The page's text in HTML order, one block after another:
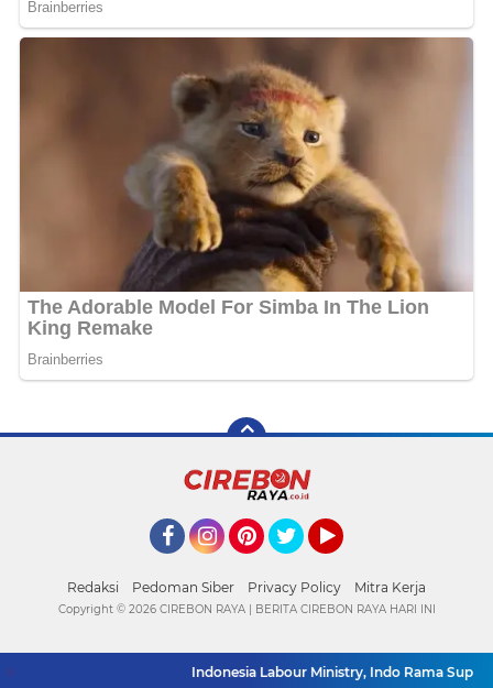
Redaksi Pedoman Siber Privacy Policy Mitra Kerja
Indonesia Labour Ministry, Indo Rama Support
Copyright © 2026 CIREBON RAYA | BERITA CIREBON RAYA HARI INI